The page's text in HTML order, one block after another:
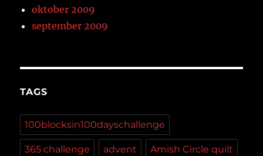
oktober 2009
september 2009
TAGS
100blocksin100dayschallenge
365 challenge advent Amish Circle quilt